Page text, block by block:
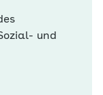
und